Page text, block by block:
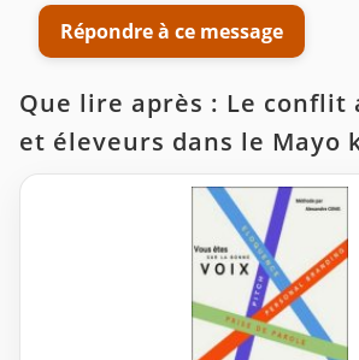
Répondre à ce message
Que lire après : Le conflit
et éleveurs dans le Mayo